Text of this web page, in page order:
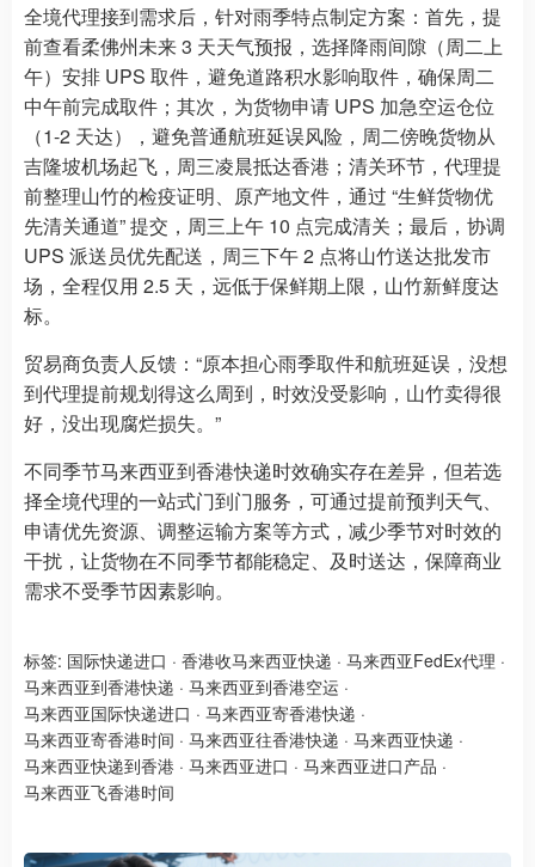
全境代理接到需求后，针对雨季特点制定方案：首先，提
前查看柔佛州未来 3 天天气预报，选择降雨间隙（周二上
午）安排 UPS 取件，避免道路积水影响取件，确保周二
中午前完成取件；其次，为货物申请 UPS 加急空运仓位
（1-2 天达），避免普通航班延误风险，周二傍晚货物从
吉隆坡机场起飞，周三凌晨抵达香港；清关环节，代理提
前整理山竹的检疫证明、原产地文件，通过 “生鲜货物优
先清关通道” 提交，周三上午 10 点完成清关；最后，协调
UPS 派送员优先配送，周三下午 2 点将山竹送达批发市
场，全程仅用 2.5 天，远低于保鲜期上限，山竹新鲜度达
标。
贸易商负责人反馈：“原本担心雨季取件和航班延误，没想
到代理提前规划得这么周到，时效没受影响，山竹卖得很
好，没出现腐烂损失。”
不同季节马来西亚到香港快递时效确实存在差异，但若选
择全境代理的一站式门到门服务，可通过提前预判天气、
申请优先资源、调整运输方案等方式，减少季节对时效的
干扰，让货物在不同季节都能稳定、及时送达，保障商业
需求不受季节因素影响。
标签: 国际快递进口 · 香港收马来西亚快递 · 马来西亚FedEx代理 ·
马来西亚到香港快递 · 马来西亚到香港空运 ·
马来西亚国际快递进口 · 马来西亚寄香港快递 ·
马来西亚寄香港时间 · 马来西亚往香港快递 · 马来西亚快递 ·
马来西亚快递到香港 · 马来西亚进口 · 马来西亚进口产品 ·
马来西亚飞香港时间